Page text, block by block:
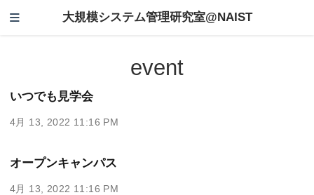
大規模システム管理研究室@NAIST
event
いつでも見学会
4月 13, 2022 11:16 PM
オープンキャンパス
4月 13, 2022 11:16 PM